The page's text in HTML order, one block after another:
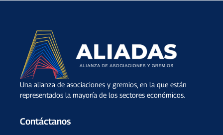
Una alianza de asociaciones y gremios, en la que están
representados la mayoría de los sectores económicos.
Contáctanos